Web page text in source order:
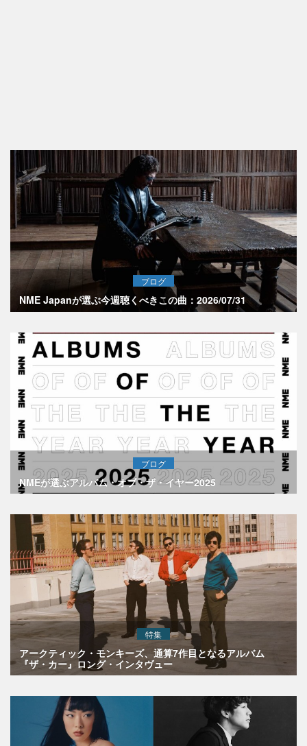
ブログ
NME Japanが選ぶ今週聴くべきこの曲：2026/07/31
ブログ
NMEが選ぶアルバム・オブ・ザ・イヤー2025
特集
アークティック・モンキーズ、通算7作目となるアルバム
『ザ・カー』ロング・インタヴュー